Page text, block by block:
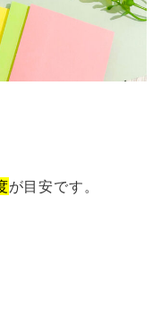
が目安です。